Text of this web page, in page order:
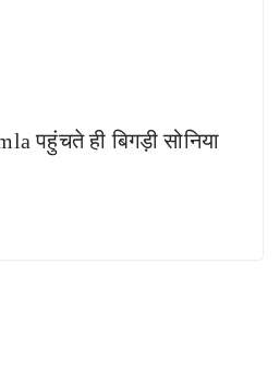
पहुंचते ही बिगड़ी सोनिया